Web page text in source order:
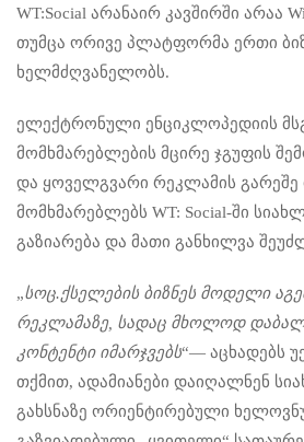
WT:Social არანაირ კავშირში არაა
თუმცა ორივე პლატფორმა ერთი
ხელმძღვანელობს.
ელექტრონული ენციკლოპედიის
მომხმარებლების მცირე ჯგუფის
და ყოველგვარი რეკლამის გარეშე
მომხმარებლებს WT: Social-ში
გაზიარება და მათი განხილვა
„სოც.ქსელების ბიზნეს მოდელი
რეკლამაზე, სადაც მხოლოდ
კონტენტი იმარჯვებს“— აცხადებს
თქმით, ადამიანები დაიღალნენ
გახსნაზე ორიენტირებული